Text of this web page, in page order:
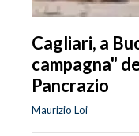
Cagliari, a
campagna"
Pancrazio
Maurizio Loi